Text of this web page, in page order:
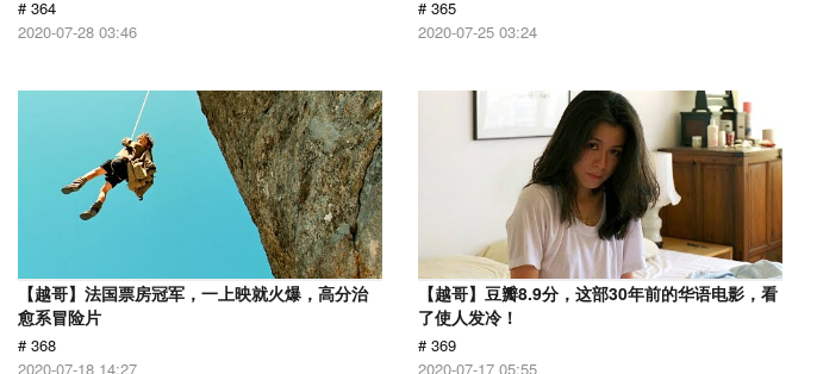
# 364
2020-07-28 03:46
# 365
2020-07-25 03:24
【越哥】法国票房冠军，一上映就火爆，高分治
愈系冒险片
# 368
2020-07-18 14:27
【越哥】豆瓣8.9分，这部30年前的华语电影，看
了使人发冷！
# 369
2020-07-17 05:55